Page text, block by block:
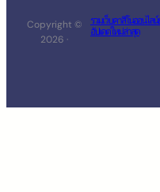
Copyright ©
2026 ·
รวมเว็บคาสิโนออนไล
อัปเดตใหม่ล่าสุด